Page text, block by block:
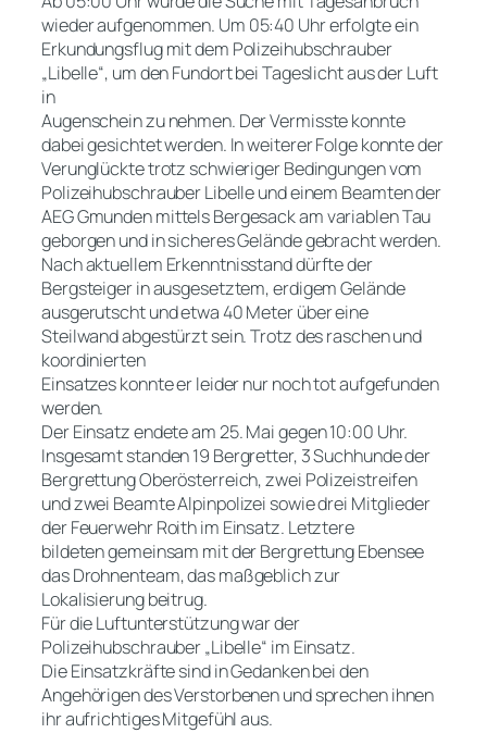
wieder aufgenommen. Um 05:40 Uhr erfolgte ein
Erkundungsflug mit dem Polizeihubschrauber
„Libelle“, um den Fundort bei Tageslicht aus der Luft
in
Augenschein zu nehmen. Der Vermisste konnte
dabei gesichtet werden. In weiterer Folge konnte der
Verunglückte trotz schwieriger Bedingungen vom
Polizeihubschrauber Libelle und einem Beamten der
AEG Gmunden mittels Bergesack am variablen Tau
geborgen und in sicheres Gelände gebracht werden.
Nach aktuellem Erkenntnisstand dürfte der
Bergsteiger in ausgesetztem, erdigem Gelände
ausgerutscht und etwa 40 Meter über eine
Steilwand abgestürzt sein. Trotz des raschen und
koordinierten
Einsatzes konnte er leider nur noch tot aufgefunden
werden.
Der Einsatz endete am 25. Mai gegen 10:00 Uhr.
Insgesamt standen 19 Bergretter, 3 Suchhunde der
Bergrettung Oberösterreich, zwei Polizeistreifen
und zwei Beamte Alpinpolizei sowie drei Mitglieder
der Feuerwehr Roith im Einsatz. Letztere
bildeten gemeinsam mit der Bergrettung Ebensee
das Drohnenteam, das maßgeblich zur
Lokalisierung beitrug.
Für die Luftunterstützung war der
Polizeihubschrauber „Libelle“ im Einsatz.
Die Einsatzkräfte sind in Gedanken bei den
Angehörigen des Verstorbenen und sprechen ihnen
ihr aufrichtiges Mitgefühl aus.